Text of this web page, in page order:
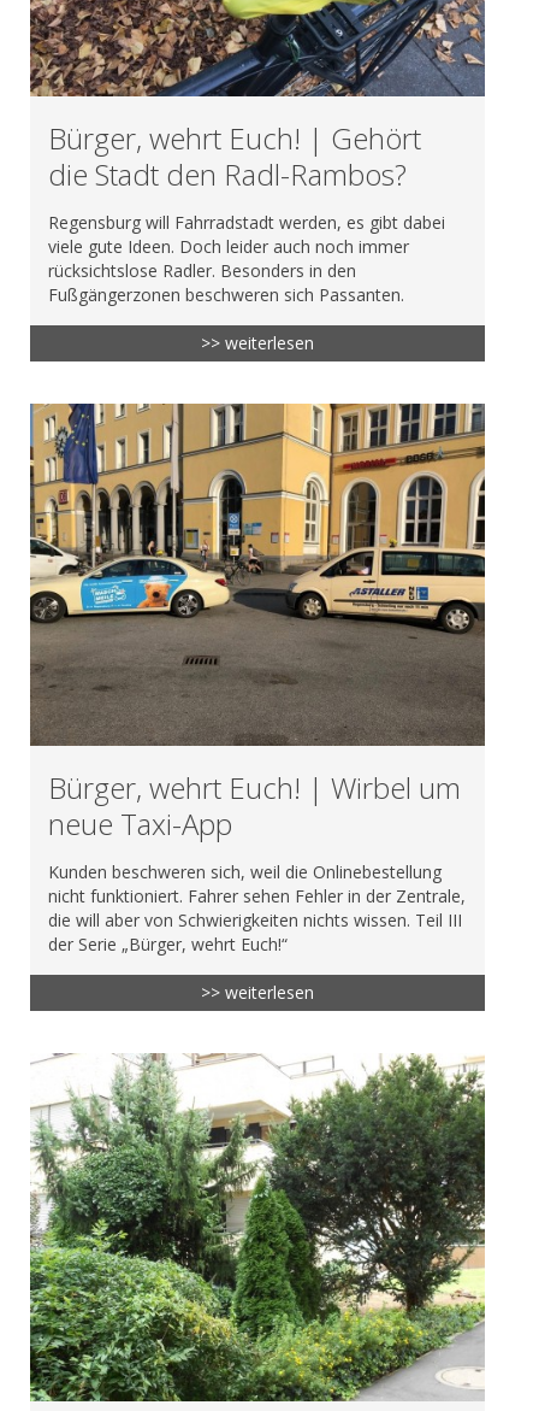
Bürger, wehrt Euch! | Gehört
die Stadt den Radl-Rambos?
Regensburg will Fahrradstadt werden, es gibt dabei
viele gute Ideen. Doch leider auch noch immer
rücksichtslose Radler. Besonders in den
Fußgängerzonen beschweren sich Passanten.
>> weiterlesen
Bürger, wehrt Euch! | Wirbel um
neue Taxi-App
Kunden beschweren sich, weil die Onlinebestellung
nicht funktioniert. Fahrer sehen Fehler in der Zentrale,
die will aber von Schwierigkeiten nichts wissen. Teil III
der Serie „Bürger, wehrt Euch!“
>> weiterlesen